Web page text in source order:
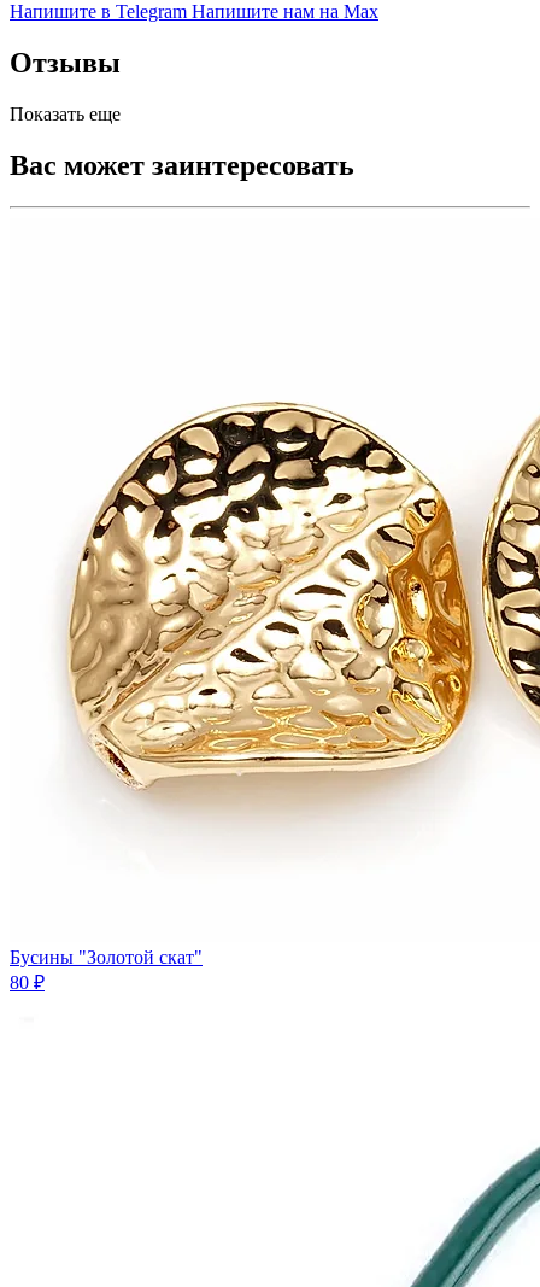
Напишите в Telegram Напишите нам на Max
Отзывы
Показать еще
Вас может заинтересовать
Бусины "Золотой скат"
80 ₽